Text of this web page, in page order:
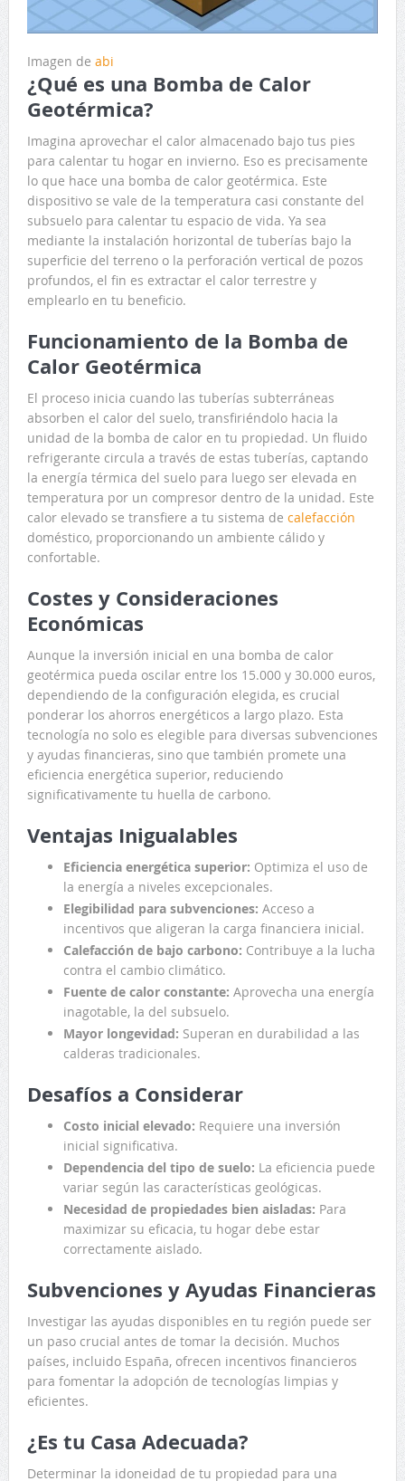
Imagen de abi
¿Qué es una Bomba de Calor
Geotérmica?
Imagina aprovechar el calor almacenado bajo tus pies
para calentar tu hogar en invierno. Eso es precisamente
lo que hace una bomba de calor geotérmica. Este
dispositivo se vale de la temperatura casi constante del
subsuelo para calentar tu espacio de vida. Ya sea
mediante la instalación horizontal de tuberías bajo la
superficie del terreno o la perforación vertical de pozos
profundos, el fin es extractar el calor terrestre y
emplearlo en tu beneficio.
Funcionamiento de la Bomba de
Calor Geotérmica
El proceso inicia cuando las tuberías subterráneas
absorben el calor del suelo, transfiriéndolo hacia la
unidad de la bomba de calor en tu propiedad. Un fluido
refrigerante circula a través de estas tuberías, captando
la energía térmica del suelo para luego ser elevada en
temperatura por un compresor dentro de la unidad. Este
calor elevado se transfiere a tu sistema de calefacción
doméstico, proporcionando un ambiente cálido y
confortable.
Costes y Consideraciones
Económicas
Aunque la inversión inicial en una bomba de calor
geotérmica pueda oscilar entre los 15.000 y 30.000 euros,
dependiendo de la configuración elegida, es crucial
ponderar los ahorros energéticos a largo plazo. Esta
tecnología no solo es elegible para diversas subvenciones
y ayudas financieras, sino que también promete una
eficiencia energética superior, reduciendo
significativamente tu huella de carbono.
Ventajas Inigualables
Eficiencia energética superior: Optimiza el uso de
la energía a niveles excepcionales.
Elegibilidad para subvenciones: Acceso a
incentivos que aligeran la carga financiera inicial.
Calefacción de bajo carbono: Contribuye a la lucha
contra el cambio climático.
Fuente de calor constante: Aprovecha una energía
inagotable, la del subsuelo.
Mayor longevidad: Superan en durabilidad a las
calderas tradicionales.
Desafíos a Considerar
Costo inicial elevado: Requiere una inversión
inicial significativa.
Dependencia del tipo de suelo: La eficiencia puede
variar según las características geológicas.
Necesidad de propiedades bien aisladas: Para
maximizar su eficacia, tu hogar debe estar
correctamente aislado.
Subvenciones y Ayudas Financieras
Investigar las ayudas disponibles en tu región puede ser
un paso crucial antes de tomar la decisión. Muchos
países, incluido España, ofrecen incentivos financieros
para fomentar la adopción de tecnologías limpias y
eficientes.
¿Es tu Casa Adecuada?
Determinar la idoneidad de tu propiedad para una